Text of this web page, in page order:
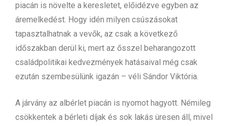
piacán is növelte a keresletet, előidézve egyben az
áremelkedést. Hogy idén milyen csúszásokat
tapasztalhatnak a vevők, az csak a következő
időszakban derül ki, mert az ősszel beharangozott
családpolitikai kedvezmények hatásaival még csak
ezután szembesülünk igazán – véli Sándor Viktória.
A járvány az albérlet piacán is nyomot hagyott. Némileg
csökkentek a bérleti díjak és sok lakás üresen áll, mivel